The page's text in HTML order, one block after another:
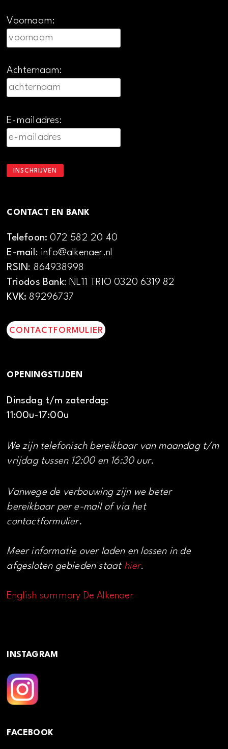
Voornaam:
Achternaam:
E-mailadres:
CONTACT EN BANK
Telefoon:072 582 20 40
E-mail: info@alkenaer.nl
RSIN: 864938998
Triodos Bank: NL11 TRIO 0320 6319 82
KVK: 89296737
CONTACTFORMULIER
OPENINGSTIJDEN
Dinsdag t/m zaterdag:
11:00u-17:00u
We zijn telefonisch bereikbaar van maandag t/m
vrijdag tussen 12:00 en 16:30 uur.
Vanwege de verbouwing zijn we beter
bereikbaar per e-mail of via het
contactformulier.
Meer informatie over laden en lossen in de
afgesloten gebieden staat hier.
English summary De Alkenaer
INSTAGRAM
FACEBOOK